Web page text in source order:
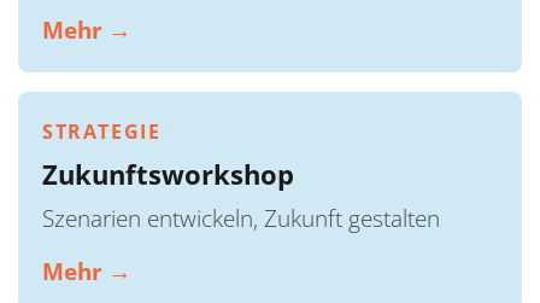
Mehr →
STRATEGIE
Zukunftsworkshop
Szenarien entwickeln, Zukunft gestalten
Mehr →